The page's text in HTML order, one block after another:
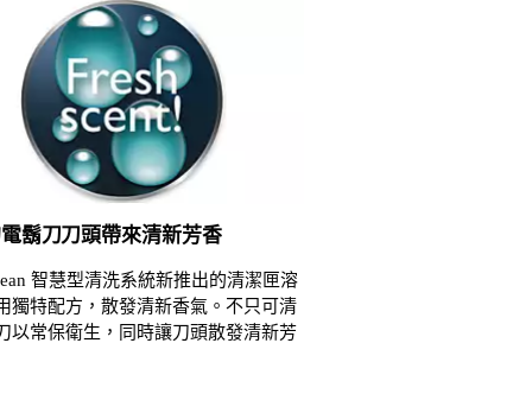
鬍刀刀頭帶來清新芳香
智慧型清洗系統新推出的清潔匣溶
獨特配方，散發清新香氣。不只可清
以常保衛生，同時讓刀頭散發清新芳